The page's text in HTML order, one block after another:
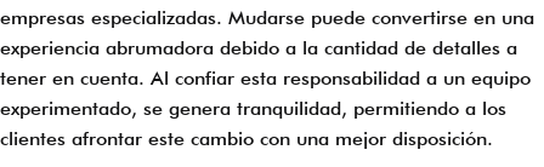
empresas especializadas. Mudarse puede convertirse en una
experiencia abrumadora debido a la cantidad de detalles a
tener en cuenta. Al confiar esta responsabilidad a un equipo
experimentado, se genera tranquilidad, permitiendo a los
clientes afrontar este cambio con una mejor disposición.